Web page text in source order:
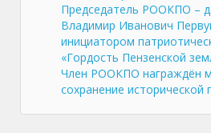
Председатель РООКПО –
Владимир Иванович
инициатором
«Гордость Пензенской
Член РООКПО награждён
сохранение исторической